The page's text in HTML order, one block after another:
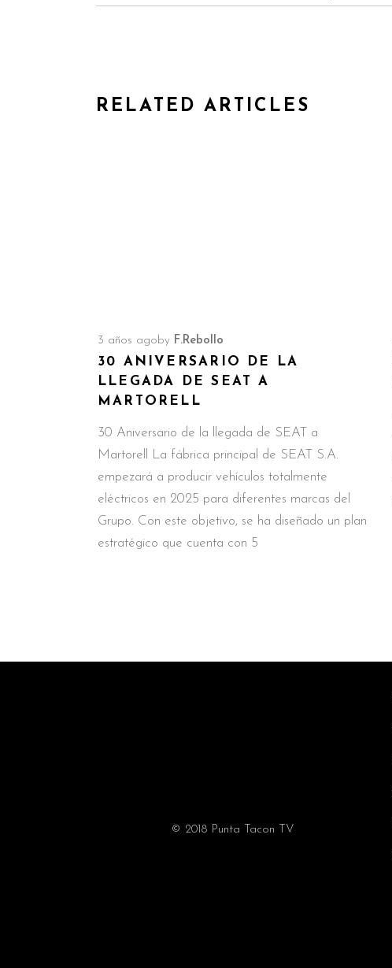
RELATED ARTICLES
3 años ago by F.Rebollo
30 ANIVERSARIO DE LA
LLEGADA DE SEAT A
MARTORELL
30 Aniversario de la llegada de SEAT a
Martorell La fábrica principal de SEAT S.A.
empezará a producir vehículos totalmente
eléctricos en 2025 para diferentes marcas del
Grupo. Con este objetivo, se ha diseñado un plan
estratégico que cuenta con 5
© 2018 Punta Tacon TV